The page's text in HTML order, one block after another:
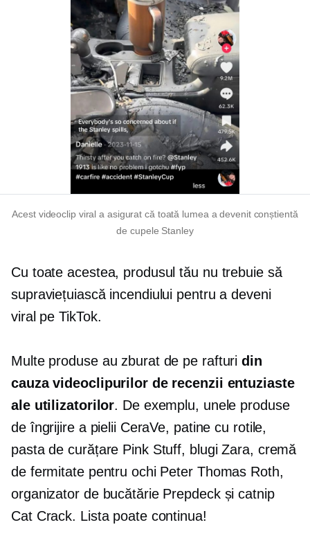
Acest videoclip viral a asigurat că toată lumea a devenit conștientă
de cupele Stanley
Cu toate acestea, produsul tău nu trebuie să
supraviețuiască incendiului pentru a deveni
viral pe TikTok.
Multe produse au zburat de pe rafturidin
cauza videoclipurilor de recenzii entuziaste
ale utilizatorilor. De exemplu, unele produse
de îngrijire a pielii CeraVe, patine cu rotile,
pasta de curățare Pink Stuff, blugi Zara, cremă
de fermitate pentru ochi Peter Thomas Roth,
organizator de bucătărie Prepdeck și catnip
Cat Crack. Lista poate continua!